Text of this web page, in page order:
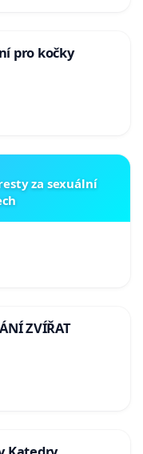
pro kočky
za sexuální
ZVÍŘAT